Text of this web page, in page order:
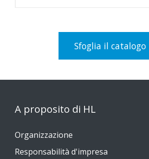
Sfoglia il catalogo
A proposito di HL
Organizzazione
Responsabilità d'impresa